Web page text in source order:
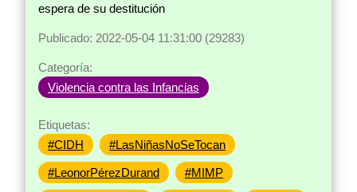
espera de su destitución
Publicado: 2022-05-04 11:31:00 (29283)
Categoría:
Violencia contra las Infancias
Etiquetas:
#CIDH
#LasNiñasNoSeTocan
#LeonorPérezDurand #MIMP